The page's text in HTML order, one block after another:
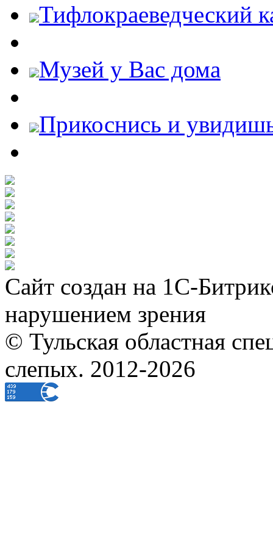
Тифлокраеведческий
Музей у Вас дома
Прикоснись и
Сайт создан на 1С-
нарушением зрения
© Тульская областная
слепых. 2012-2026